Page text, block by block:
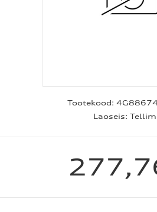
Tootekood:
Laoseis: